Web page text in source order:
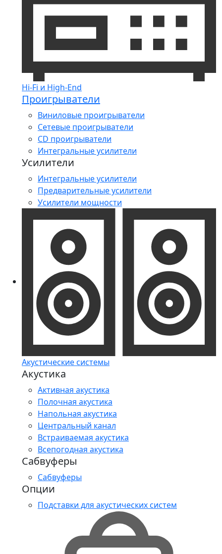
Hi-Fi и High-End
Проигрыватели
Виниловые проигрыватели
Сетевые проигрыватели
CD проигрыватели
Интегральные усилители
Усилители
Интегральные усилители
Предварительные усилители
Усилители мощности
Акустические системы
Акустика
Активная акустика
Полочная акустика
Напольная акустика
Центральный канал
Встраиваемая акустика
Всепогодная акустика
Сабвуферы
Сабвуферы
Опции
Подставки для акустических систем